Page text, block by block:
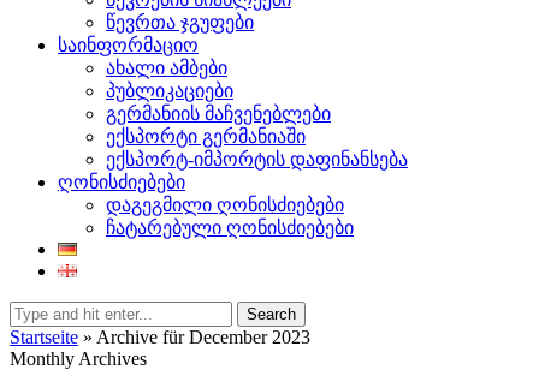
წევრთა ჯგუფები
საინფორმაციო
ახალი ამბები
პუბლიკაციები
გერმანიის მაჩვენებლები
ექსპორტი გერმანიაში
ექსპორტ-იმპორტის დაფინანსება
ღონისძიებები
დაგეგმილი ღონისძიებები
ჩატარებული ღონისძიებები
Search
Startseite » Archive für December 2023
Monthly Archives